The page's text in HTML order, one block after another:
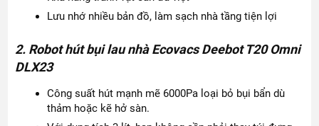
Lưu nhớ nhiều bản đồ, làm sạch nhà tầng tiện lợi
2. Robot hút bụi lau nhà Ecovacs Deebot T20 Omni
DLX23
Công suất hút mạnh mẽ 6000Pa loại bỏ bụi bẩn dù
thảm hoặc kẽ hở sàn.